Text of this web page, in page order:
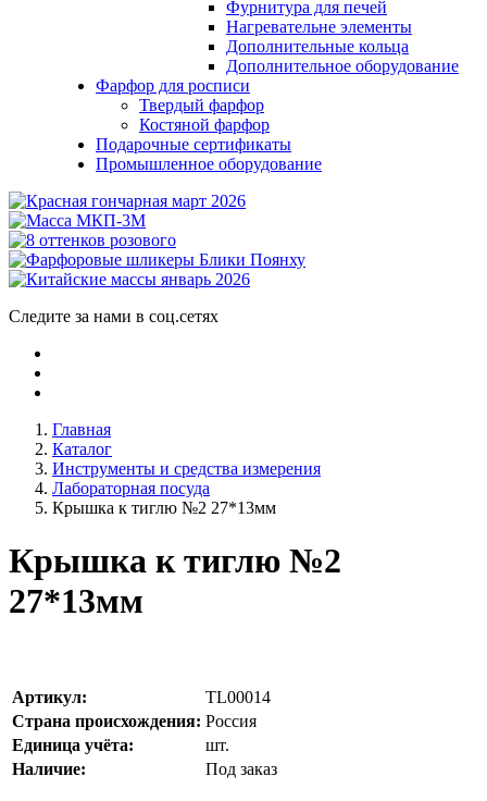
Фурнитура для печей
Нагревательне элементы
Дополнительные кольца
Дополнительное оборудование
Фарфор для росписи
Твердый фарфор
Костяной фарфор
Подарочные сертификаты
Промышленное оборудование
Следите за нами в соц.сетях
Главная
Каталог
Инструменты и средства измерения
Лабораторная посуда
Крышка к тиглю №2 27*13мм
Крышка к тиглю №2
27*13мм
Артикул:
TL00014
Страна происхождения: Россия
Единица учёта:
шт.
Наличие:
Под заказ